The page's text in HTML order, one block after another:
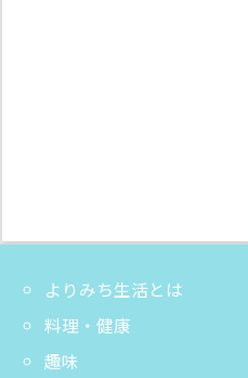
よりみち生活とは
料理・健康
趣味